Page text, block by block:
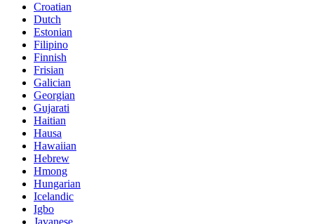
Croatian
Dutch
Estonian
Filipino
Finnish
Frisian
Galician
Georgian
Gujarati
Haitian
Hausa
Hawaiian
Hebrew
Hmong
Hungarian
Icelandic
Igbo
Javanese